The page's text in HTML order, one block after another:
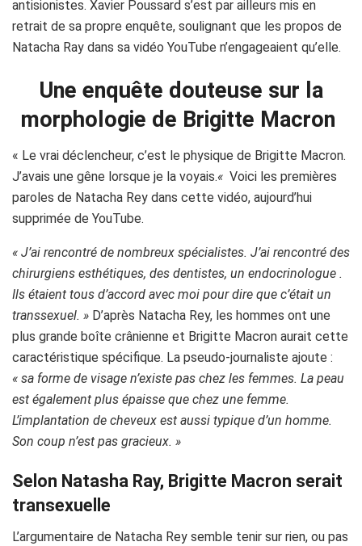
antisionistes. Xavier Poussard s’est par ailleurs mis en
retrait de sa propre enquête, soulignant que les propos de
Natacha Ray dans sa vidéo YouTube n’engageaient qu’elle.
Une enquête douteuse sur la
morphologie de Brigitte Macron
« Le vrai déclencheur, c’est le physique de Brigitte Macron.
J’avais une gêne lorsque je la voyais.« Voici les premières
paroles de Natacha Rey dans cette vidéo, aujourd’hui
supprimée de YouTube.
« J’ai rencontré de nombreux spécialistes. J’ai rencontré des
chirurgiens esthétiques, des dentistes, un endocrinologue .
Ils étaient tous d’accord avec moi pour dire que c’était un
transsexuel. » D’après Natacha Rey, les hommes ont une
plus grande boîte crânienne et Brigitte Macron aurait cette
caractéristique spécifique. La pseudo-journaliste ajoute :
« sa forme de visage n’existe pas chez les femmes. La peau
est également plus épaisse que chez une femme.
L’implantation de cheveux est aussi typique d’un homme.
Son coup n’est pas gracieux. »
Selon Natasha Ray, Brigitte Macron serait
transexuelle
L’argumentaire de Natacha Rey semble tenir sur rien, ou pas